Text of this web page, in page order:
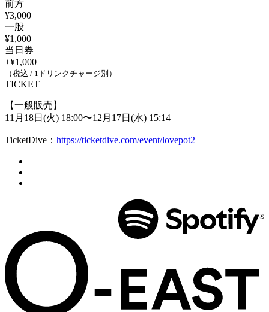
前方
¥3,000
一般
¥1,000
当日券
+¥1,000
（税込 / 1ドリンクチャージ別）
TICKET
【一般販売】
11月18日(火) 18:00〜12月17日(水) 15:14
TicketDive： https://ticketdive.com/event/lovepot2